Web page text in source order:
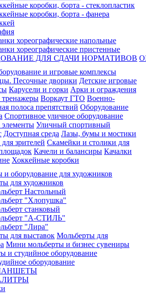
коробки, борта - стеклопластик
коробки, борта - фанера
хореографические напольные
хореографические пристенные
ДЛЯ СДАЧИ НОРМАТИВОВ
и игровые комплексы
Песочные дворики Детские игровые
Карусели и горки Арки и ограждения
Воркаут ГТО Военно-
полоса препятствий Оборудование
Спортивное уличное оборудование
Уличный спортивный
Доступная среда Лазы, бумы и мостики
зрителей Скамейки и столики для
Качели и балансиры Качалки
Хоккейные коробки
и оборудование для художников
для художников
Настольный
"Хлопушка"
станковый
"А-СТИЛЬ"
"Лира"
для выставок Мольберты для
Мини мольберты и бизнес сувениры
и студийное оборудование
оборудование